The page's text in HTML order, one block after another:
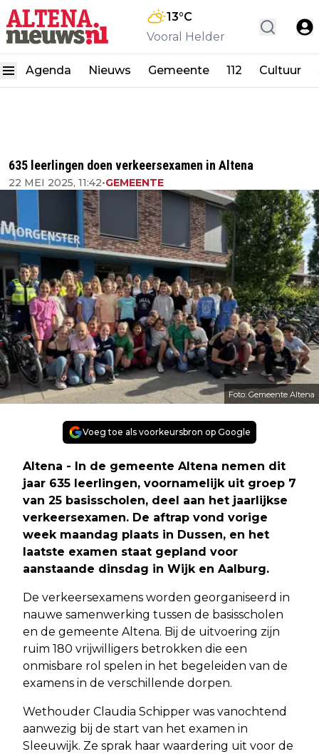
13°C
Vooral Helder
Agenda Nieuws Gemeente 112 Cultuur
635 leerlingen doen verkeersexamen in Altena
22 MEI 2025, 11:42•GEMEENTE
Foto: Gemeente Altena
Voeg toe als voorkeursbron op Google
Altena - In de gemeente Altena nemen dit
jaar 635 leerlingen, voornamelijk uit groep 7
van 25 basisscholen, deel aan het jaarlijkse
verkeersexamen. De aftrap vond vorige
week maandag plaats in Dussen, en het
laatste examen staat gepland voor
aanstaande dinsdag in Wijk en Aalburg.
De verkeersexamens worden georganiseerd in
nauwe samenwerking tussen de basisscholen
en de gemeente Altena. Bij de uitvoering zijn
ruim 180 vrijwilligers betrokken die een
onmisbare rol spelen in het begeleiden van de
examens in de verschillende dorpen.
Wethouder Claudia Schipper was vanochtend
aanwezig bij de start van het examen in
Sleeuwijk. Ze sprak haar waardering uit voor de